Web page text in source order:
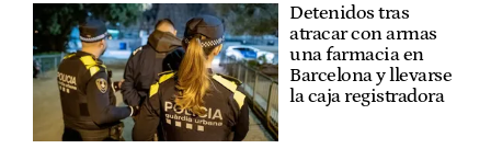
Detenidos tras
atracar con armas
una farmacia en
Barcelona y llevarse
la caja registradora